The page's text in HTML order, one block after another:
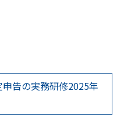
告の実務研修2025年